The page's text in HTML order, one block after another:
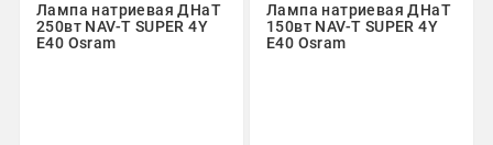
Лампа натриевая ДНаТ
250вт NAV-T SUPER 4Y
E40 Osram
Лампа натриевая ДНаТ
150вт NAV-T SUPER 4Y
E40 Osram